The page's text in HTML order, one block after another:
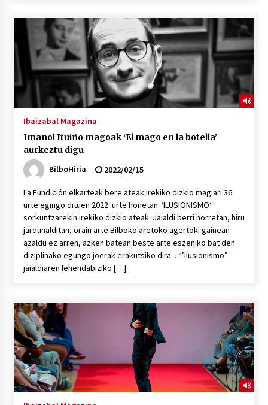
MUSIBLA #297: Bide, Boards Of Canada, Somak,
Tiga, Twisted Teens, Underscores, Habia
2026/07/02
Ibaizabal Magazina
Imanol Ituiño magoak ‘El mago en la botella’
aurkeztu digu
BilboHiria
2022/02/15
La Fundición elkarteak bere ateak irekiko dizkio magiari 36
urte egingo dituen 2022. urte honetan. ‘ILUSIONISMO’
sorkuntzarekin irekiko dizkio ateak. Jaialdi berri horretan, hiru
jardunalditan, orain arte Bilboko aretoko agertoki gainean
azaldu ez arren, azken batean beste arte eszeniko bat den
diziplinako egungo joerak erakutsiko dira. . “’Ilusionismo”
jaialdiaren lehendabiziko […]